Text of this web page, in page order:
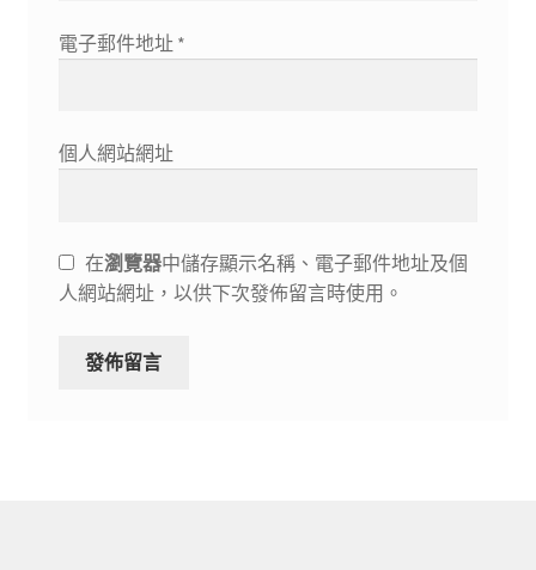
電子郵件地址 *
個人網站網址
在瀏覽器中儲存顯示名稱、電子郵件地址及個
人網站網址，以供下次發佈留言時使用。